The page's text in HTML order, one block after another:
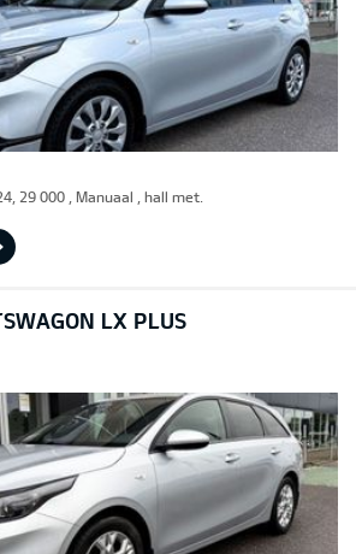
29 000 , Manuaal , hall met.
LX PLUS